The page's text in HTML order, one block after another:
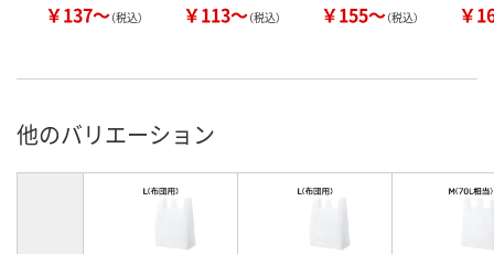
￥137～（税込） ￥113～（税込） ￥155～（税込） ￥
他のバリエーション